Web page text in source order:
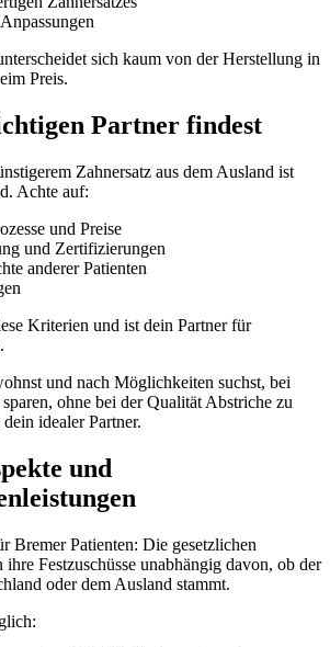
sich kaum von der Herstellung in
Preis.
Partner findest
Zahnersatz aus dem Ausland ist
Achte auf:
und Preise
und Zertifizierungen
anderer Patienten
Kriterien und ist dein Partner für
und nach Möglichkeiten suchst, bei
ohne bei der Qualität Abstriche zu
idealer Partner.
und
Bremer Patienten: Die gesetzlichen
ihre Festzuschüsse unabhängig davon, ob der
oder dem Ausland stammt.